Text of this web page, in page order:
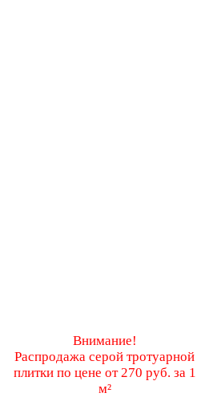
Внимание!
Распродажа серой тротуарной
плитки по цене от 270 руб. за 1
м²